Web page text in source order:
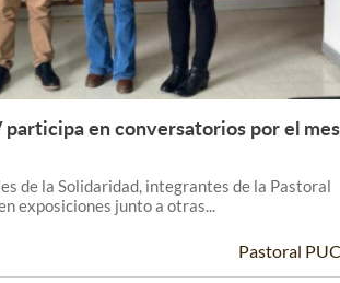
Leer Más +
participa en conversatorios por el mes
de la Solidaridad, integrantes de la Pastoral
exposiciones junto a otras...
Pastoral